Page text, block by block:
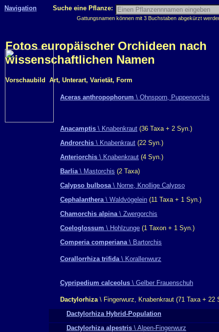
Navigation Suche eine Pflanze:
Gattungsnamen können mit 3 Buchstaben abgekürzt
Fotos europäischer Orchideen nach
wissenschaftlichen Namen
Vorschaubild Art, Unterart, Varietät, Form
Aceras anthropophorum \ Ohnsporn, Puppenorchis
Anacamptis \ Knabenkraut (36 Taxa + 2 Syn.)
Androrchis \ Knabenkraut (22 Syn.)
Anteriorchis \ Knabenkraut (4 Syn.)
Barlia \ Mastorchis (2 Taxa)
Calypso bulbosa \ Norne, Knollige Calypso
Cephalanthera \ Waldvögelein (11 Taxa + 1 Syn.)
Chamorchis alpina \ Zwergorchis
Coeloglossum \ Hohlzunge (1 Taxon + 1 Syn.)
Comperia comperiana \ Bartorchis
Corallorrhiza trifida \ Korallenwurz
Cypripedium calceolus \ Gelber Frauenschuh
Dactylorhiza \ Fingerwurz, Knabenkraut (71 Taxa + 22
Dactylorhiza Hybrid-Population
Dactylorhiza alpestris \ Alpen-Fingerwurz